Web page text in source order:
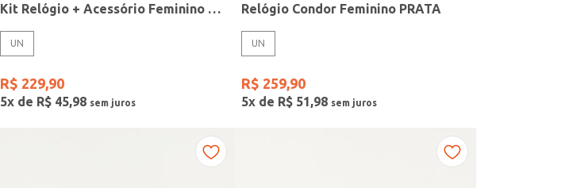
Kit Relógio + Acessório Feminino DOURADO
UN
R$ 229,90
5x de R$ 45,98
Relógio Condor Feminino PRATA
UN
R$ 259,90
5x de R$ 51,98